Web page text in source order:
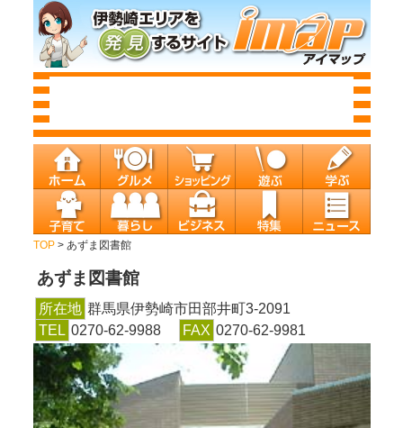
TOP> あずま図書館
あずま図書館
所在地 群馬県伊勢崎市田部井町3-2091
TEL 0270-62-9988 FAX 0270-62-9981